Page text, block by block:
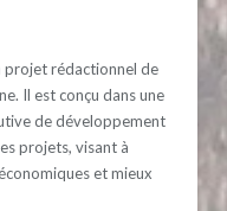
projet rédactionnel de
Il est conçu dans une
de développement
projets, visant à
et mieux